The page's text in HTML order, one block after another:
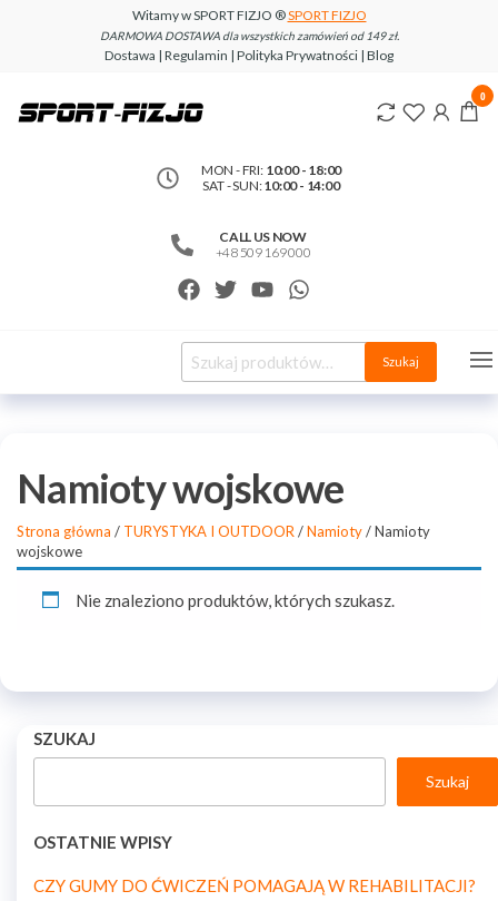
Witamy w SPORT FIZJO ®SPORT FIZJO
DARMOWA DOSTAWA dla wszystkich zamówień od 149 zł.
Dostawa | Regulamin | Polityka Prywatności | Blog
www.sport-
MON - FRI: 10:00 - 18:00
SAT - SUN:10:00 - 14:00
CALL US NOW
+48 509 169 000
0
Szukaj
Namioty wojskowe
Strona główna / TURYSTYKA I OUTDOOR /Namioty/ Namioty
wojskowe
Nie znaleziono produktów, których szukasz.
SZUKAJ
Szukaj
OSTATNIE WPISY
CZY GUMY DO ĆWICZEŃ POMAGAJĄ W REHABILITACJI?